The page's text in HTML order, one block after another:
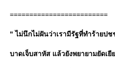
=========================
" ไม่นึกไม่ฝันว่าเรามีรัฐที่ทำร้ายป
บาดเจ็บสาหัส แล้วยังพยายามยัดเ